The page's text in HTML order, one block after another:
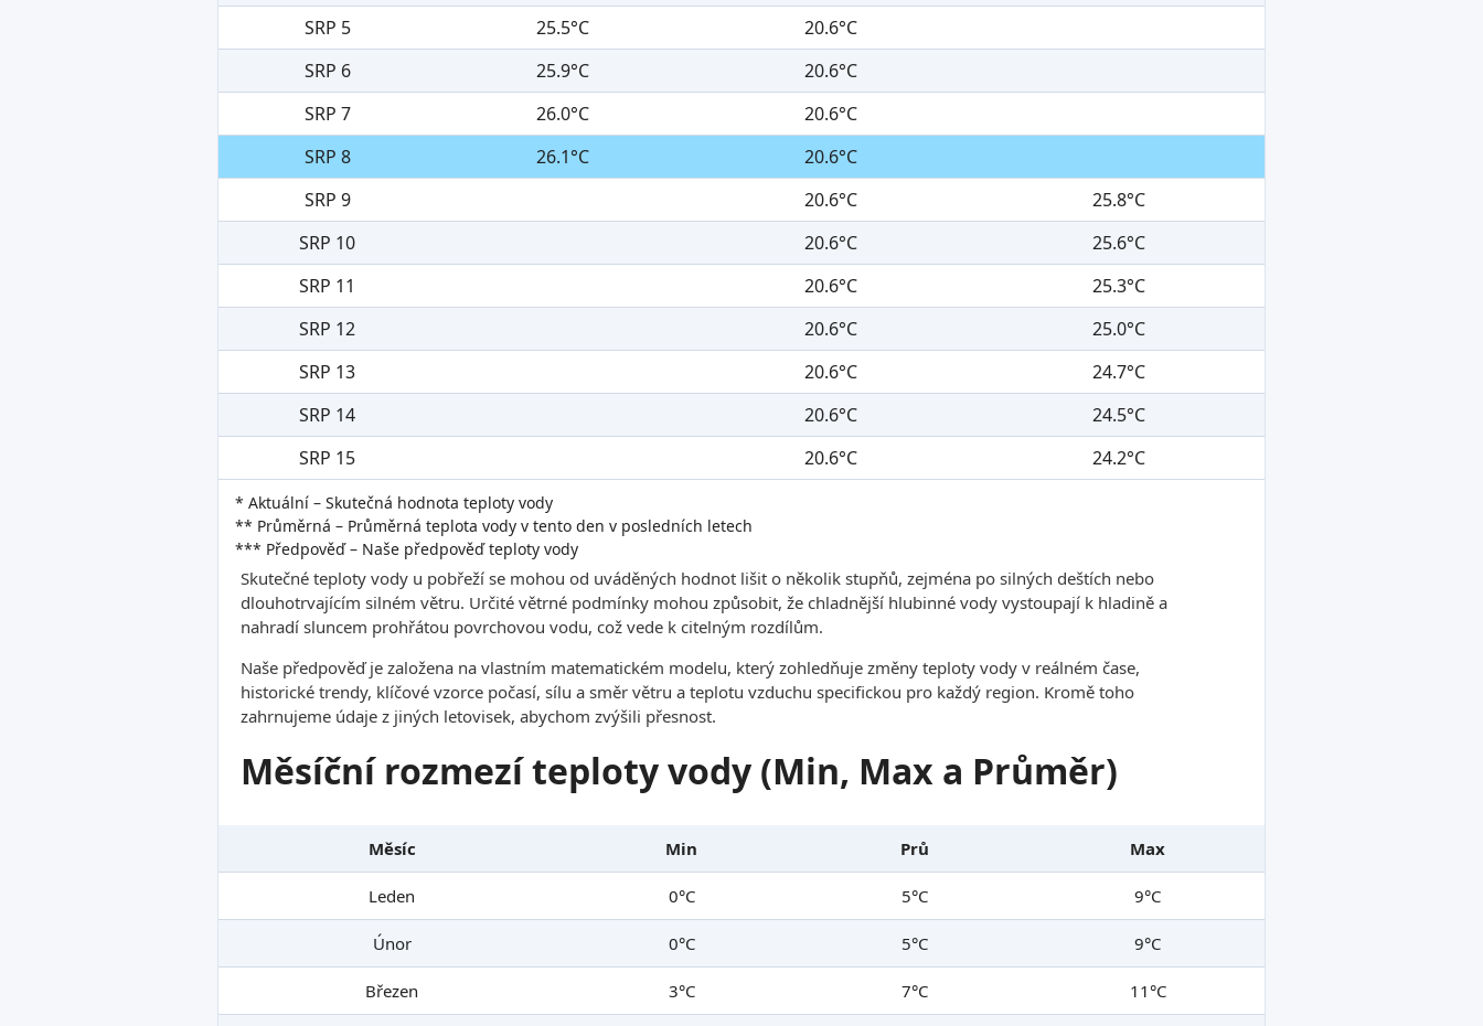
SRP 5
25.5°C
20.6°C
SRP 6
25.9°C
20.6°C
SRP 7
26.0°C
20.6°C
SRP 8
26.1°C
20.6°C
SRP 9
20.6°C
25.8°C
SRP 10
20.6°C
25.6°C
SRP 11
20.6°C
25.3°C
SRP 12
20.6°C
25.0°C
SRP 13
20.6°C
24.7°C
SRP 14
20.6°C
24.5°C
SRP 15
20.6°C 24.2°C
* Aktuální – Skutečná hodnota teploty vody
** Průměrná – Průměrná teplota vody v tento den v posledních letech
*** Předpověď – Naše předpověď teploty vody
Skutečné teploty vody u pobřeží se mohou od uváděných hodnot lišit o několik stupňů, zejména po silných deštích nebo
dlouhotrvajícím silném větru. Určité větrné podmínky mohou způsobit, že chladnější hlubinné vody vystoupají k hladině a
nahradí sluncem prohřátou povrchovou vodu, což vede k citelným rozdílům.
Naše předpověď je založena na vlastním matematickém modelu, který zohledňuje změny teploty vody v reálném čase,
historické trendy, klíčové vzorce počasí, sílu a směr větru a teplotu vzduchu specifickou pro každý region. Kromě toho
zahrnujeme údaje z jiných letovisek, abychom zvýšili přesnost.
Měsíční rozmezí teploty vody (Min, Max a Průměr)
Měsíc Min Prů Max
Leden 0°C 5°C 9°C
Únor 0°C 5°C 9°C
Březen 3°C 7°C 11°C